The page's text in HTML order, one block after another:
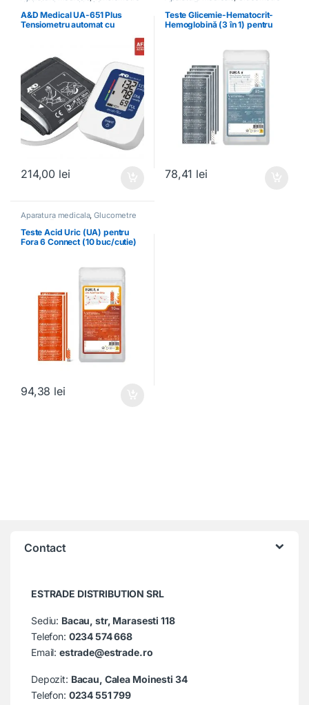
digitale si aneroide / Stetoscoape
A&D Medical UA-651 Plus
Tensiometru automat cu
214,00 lei
si teste Fora
Teste Glicemie-Hematocrit-
Hemoglobină (3 în 1) pentru
78,41 lei
Aparatura medicala,Glucometre
si teste Fora
Teste Acid Uric (UA) pentru
Fora 6 Connect (10 buc/cutie)
94,38 lei
Contact
ESTRADE DISTRIBUTION SRL
Sediu: Bacau, str, Marasesti 118
Telefon: 0234 574 668
Email:estrade@estrade.ro
Depozit: Bacau, Calea Moinesti 34
Telefon: 0234 551 799